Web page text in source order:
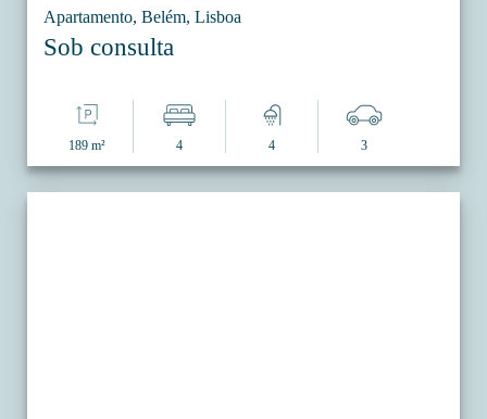
Apartamento, Belém, Lisboa
Sob consulta
189 m² 4 4 3